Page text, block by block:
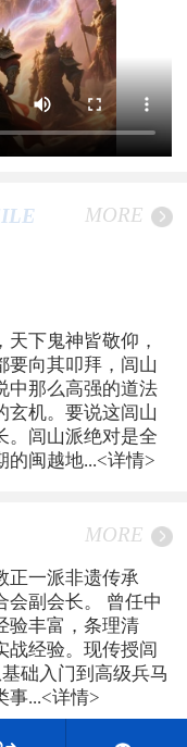
MORE
下鬼神皆敬仰，
要向其叩拜，闾山
中那么高强的道法
玄机。要说这闾山
。闾山派绝对是全
的闽越地...<详情>
MORE
正一派非遗传承
会副会长。 曾任中
验丰富，条理清
战经验。现传授闾
础入门到高级兵马
事...<详情>